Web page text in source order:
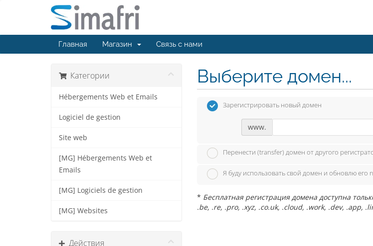
Главная Магазин Связь с нами
Категории
Hébergements Web et Emails
Logiciel de gestion
Site web
[MG] Hébergements Web et
Emails
[MG] Logiciels de gestion
[MG] Websites
Действия
Выберите домен...
Зарегистрировать новый домен
www.
Перенести (transfer) домен от другого
Я буду использовать свой домен и обновлю его
* Бесплатная регистрация домена доступна
.be, .re, .pro, .xyz, .co.uk, .cloud, .work, .dev, .app,